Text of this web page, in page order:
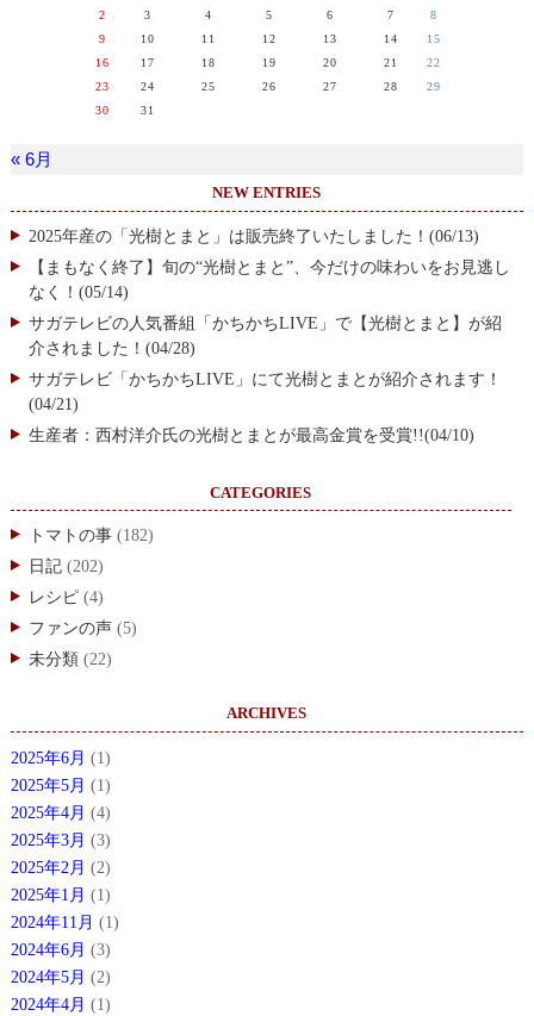
2
3 4 5 6 7
8
9
10 11 12 13 14
15
16
17 18 19 20 21
22
23
24 25 26 27 28
29
30
31
« 6月
NEW ENTRIES
2025年産の「光樹とまと」は販売終了いたしました！(06/13)
【まもなく終了】旬の“光樹とまと”、今だけの味わいをお見逃し
なく！(05/14)
サガテレビの人気番組「かちかちLIVE」で【光樹とまと】が紹
介されました！(04/28)
サガテレビ「かちかちLIVE」にて光樹とまとが紹介されます！
(04/21)
生産者：西村洋介氏の光樹とまとが最高金賞を受賞!!(04/10)
CATEGORIES
トマトの事(182)
日記(202)
レシピ(4)
ファンの声(5)
未分類 (22)
ARCHIVES
2025年6月 (1)
2025年5月 (1)
2025年4月 (4)
2025年3月 (3)
2025年2月 (2)
2025年1月 (1)
2024年11月 (1)
2024年6月 (3)
2024年5月 (2)
2024年4月 (1)